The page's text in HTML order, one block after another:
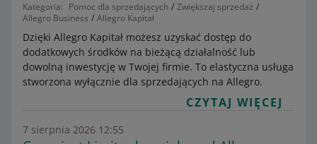
Kategoria: Pomoc dla sprzedających
Zwiększaj sprzedaż
Allegro Business
Allegro Kapitał
Dzięki Allegro Kapitał możesz uzyskać dostęp do
dodatkowych środków na bieżącą działalność lub
dowolną inwestycję w Twojej firmie. To elastyczna usługa
stworzona wyłącznie dla sprzedających na Allegro.
CZYTAJ WIĘCEJ
7 sierpnia 2026 12:55